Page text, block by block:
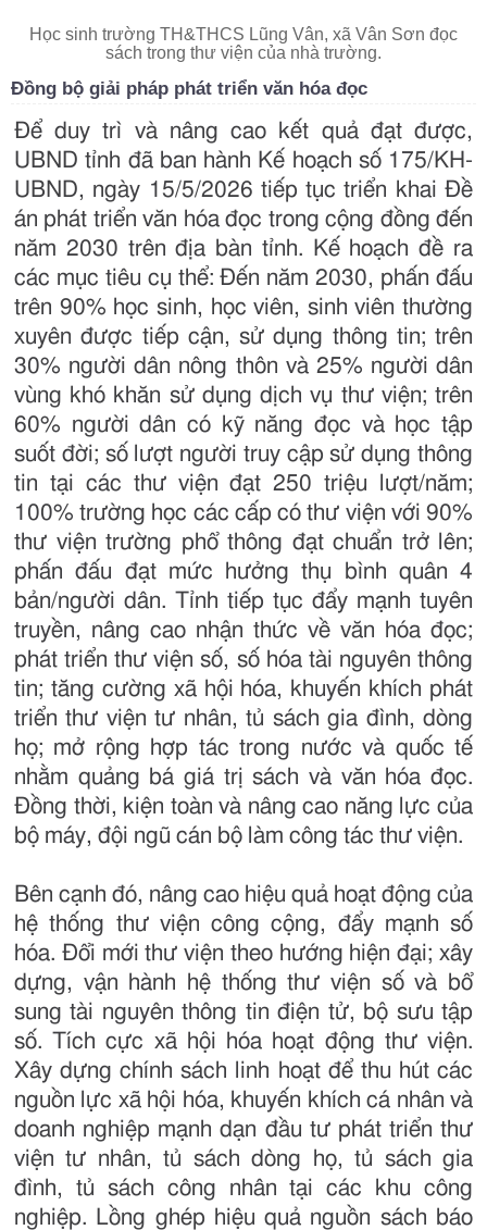
Học sinh trường TH&THCS Lũng Vân, xã Vân Sơn đọc
sách trong thư viện của nhà trường.
Đồng bộ giải pháp phát triển văn hóa đọc
Để duy trì và nâng cao kết quả đạt được,
UBND tỉnh đã ban hành Kế hoạch số 175/KH-
UBND, ngày 15/5/2026 tiếp tục triển khai Đề
án phát triển văn hóa đọc trong cộng đồng đến
năm 2030 trên địa bàn tỉnh. Kế hoạch đề ra
các mục tiêu cụ thể: Đến năm 2030, phấn đấu
trên 90% học sinh, học viên, sinh viên thường
xuyên được tiếp cận, sử dụng thông tin; trên
30% người dân nông thôn và 25% người dân
vùng khó khăn sử dụng dịch vụ thư viện; trên
60% người dân có kỹ năng đọc và học tập
suốt đời; số lượt người truy cập sử dụng thông
tin tại các thư viện đạt 250 triệu lượt/năm;
100% trường học các cấp có thư viện với 90%
thư viện trường phổ thông đạt chuẩn trở lên;
phấn đấu đạt mức hưởng thụ bình quân 4
bản/người dân. Tỉnh tiếp tục đẩy mạnh tuyên
truyền, nâng cao nhận thức về văn hóa đọc;
phát triển thư viện số, số hóa tài nguyên thông
tin; tăng cường xã hội hóa, khuyến khích phát
triển thư viện tư nhân, tủ sách gia đình, dòng
họ; mở rộng hợp tác trong nước và quốc tế
nhằm quảng bá giá trị sách và văn hóa đọc.
Đồng thời, kiện toàn và nâng cao năng lực của
bộ máy, đội ngũ cán bộ làm công tác thư viện.
Bên cạnh đó, nâng cao hiệu quả hoạt động của
hệ thống thư viện công cộng, đẩy mạnh số
hóa. Đổi mới thư viện theo hướng hiện đại; xây
dựng, vận hành hệ thống thư viện số và bổ
sung tài nguyên thông tin điện tử, bộ sưu tập
số. Tích cực xã hội hóa hoạt động thư viện.
Xây dựng chính sách linh hoạt để thu hút các
nguồn lực xã hội hóa, khuyến khích cá nhân và
doanh nghiệp mạnh dạn đầu tư phát triển thư
viện tư nhân, tủ sách dòng họ, tủ sách gia
đình, tủ sách công nhân tại các khu công
nghiệp. Lồng ghép hiệu quả nguồn sách báo